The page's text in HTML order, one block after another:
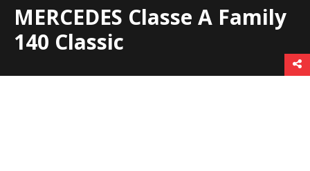
MERCEDES Classe A Family
140 Classic